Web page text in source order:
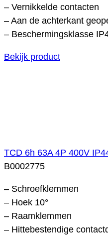
– Vernikkelde contacten
– Aan de achterkant
– Beschermingsklasse
Bekijk product
TCD 6h 63A 4P 400V
B0002775
– Schroefklemmen
– Hoek 10°
– Raamklemmen
– Hittebestendige